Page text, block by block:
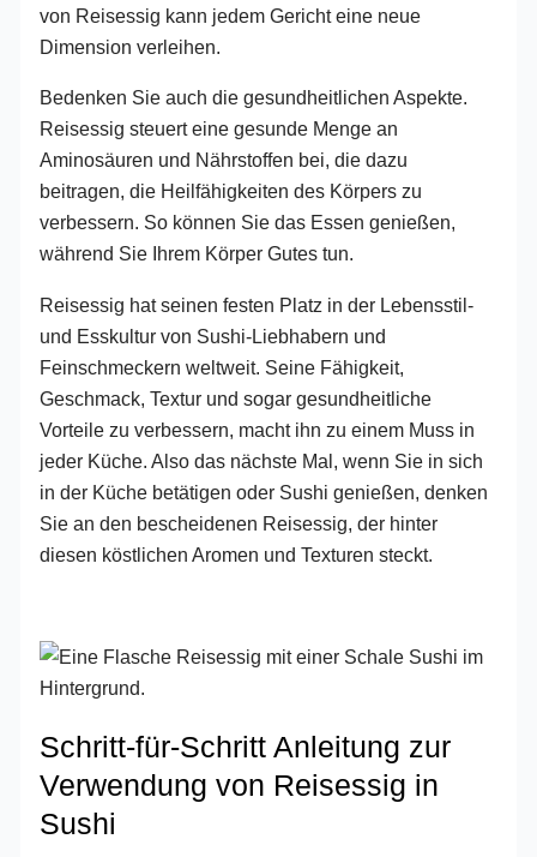
von Reisessig kann jedem Gericht eine neue
Dimension verleihen.
Bedenken Sie auch die gesundheitlichen Aspekte.
Reisessig steuert eine gesunde Menge an
Aminosäuren und Nährstoffen bei, die dazu
beitragen, die Heilfähigkeiten des Körpers zu
verbessern. So können Sie das Essen genießen,
während Sie Ihrem Körper Gutes tun.
Reisessig hat seinen festen Platz in der Lebensstil-
und Esskultur von Sushi-Liebhabern und
Feinschmeckern weltweit. Seine Fähigkeit,
Geschmack, Textur und sogar gesundheitliche
Vorteile zu verbessern, macht ihn zu einem Muss in
jeder Küche. Also das nächste Mal, wenn Sie in sich
in der Küche betätigen oder Sushi genießen, denken
Sie an den bescheidenen Reisessig, der hinter
diesen köstlichen Aromen und Texturen steckt.
Schritt-für-Schritt Anleitung zur
Verwendung von Reisessig in
Sushi